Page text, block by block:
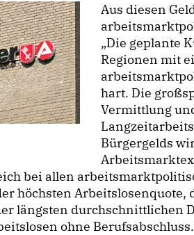
Aus diesen
Die geplante
Regionen mit
hart. Die
Vermittlung
Bürgergelds
bei allen
höchsten Arbeitslosenquote,
längsten durchschnittlichen
ohne Berufsabschluss.